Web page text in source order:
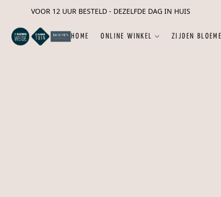
VOOR 12 UUR BESTELD - DEZELFDE DAG IN HUIS
HOME ONLINE WINKEL ZIJDEN